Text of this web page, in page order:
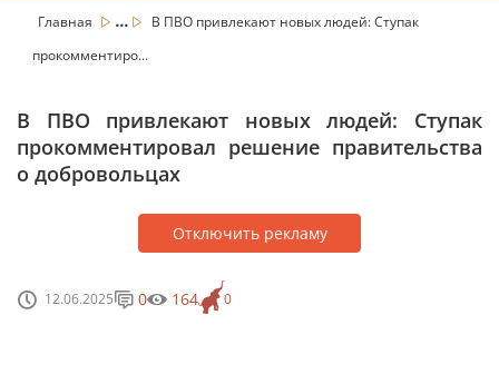
Главная ...
В ПВО привлекают новых людей: Ступак
прокомментиро...
В ПВО привлекают новых людей: Ступак
прокомментировал решение правительства
о добровольцах
Отключить рекламу
12.06.2025 0
0 164